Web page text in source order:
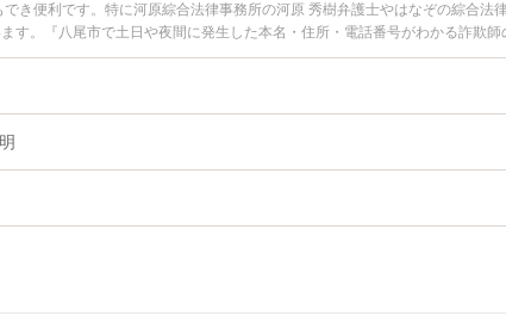
き便利です。特に河原綜合法律事務所の河原 秀樹弁護士やはなぞの綜合法
す。『八尾市で土日や夜間に発生した本名・住所・電話番号がわかる詐欺
実績豊富な近くの弁護士を検索したい』『初回相談無料で本名・住所・電
におすすめです。